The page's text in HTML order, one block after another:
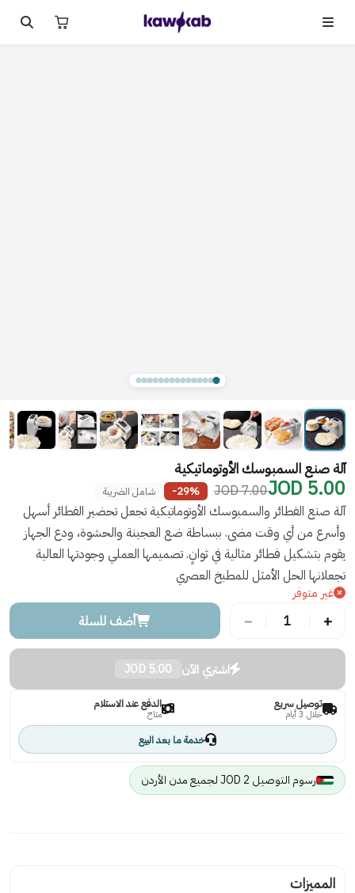
آلة صنع السمبوسك الأوتوماتيكية
5.00 JOD
7.00 JOD
-29% شامل الضريبة
آلة صنع الفطائر والسمبوسك الأوتوماتيكية تجعل تحضير الفطائر أسهل
وأسرع من أي وقت مضى. ببساطة ضع العجينة والحشوة، ودع الجهاز
يقوم بتشكيل فطائر مثالية في ثوانٍ. تصميمها العملي وجودتها العالية
تجعلانها الحل الأمثل للمطبخ العصري
غير متوفر
+
1
− أضف للسلة
اشتري الآن 5.00 JOD
توصيل سريع
خلال 3 أيام
الدفع عند الاستلام
متاح
خدمة ما بعد البيع
رسوم التوصيل 2 JOD لجميع مدن الأردن
المميزات